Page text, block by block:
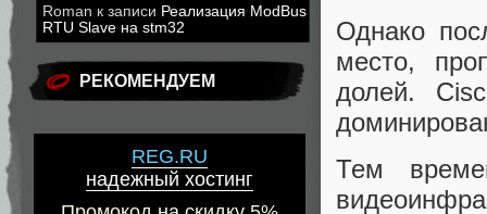
Roman к записи Реализация ModBus
RTU Slave на stm32
РЕКОМЕНДУЕМ
REG.RU
надежный хостинг
Однако
место,
долей.
Тем